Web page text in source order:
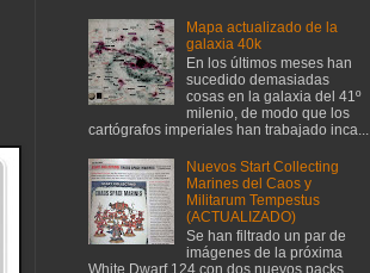
Mapa actualizado de la
galaxia 40k
En los últimos meses han
sucedido demasiadas
cosas en la galaxia del 41º
milenio, de modo que los
cartógrafos imperiales han trabajado inca...
Nuevos Start Collecting
Marines del Caos y
Militarum Tempestus
(ACTUALIZADO)
Se han filtrado un par de
imágenes de la próxima